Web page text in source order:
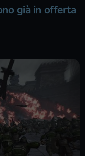
già in offerta